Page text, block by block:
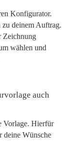
Konfigurator.
deinem Auftrag.
Zeichnung
wählen und
auch
Vorlage. Hierfür
Wünsche